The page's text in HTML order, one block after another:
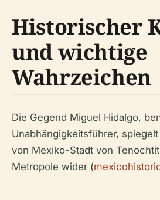
Historischer
und wichtige
Wahrzeichen
Die Gegend Miguel Hidalgo,
Unabhängigkeitsführer,
von Mexiko-Stadt von
Metropole wider (